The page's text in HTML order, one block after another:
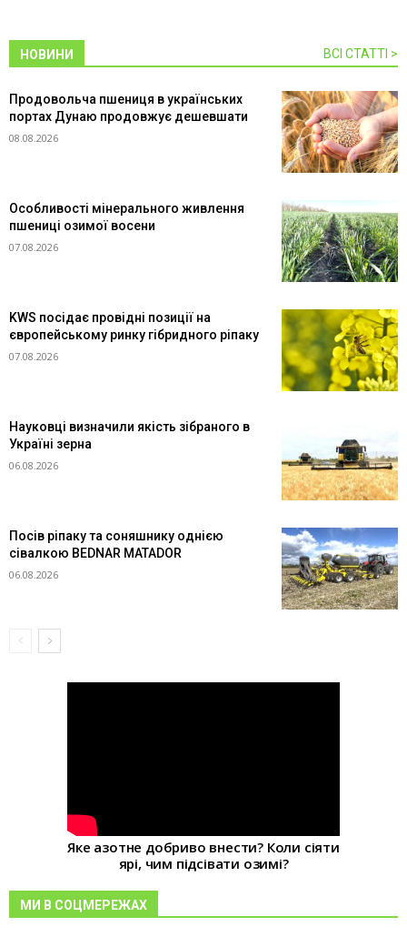
НОВИНИ ВСІ СТАТТІ >
Продовольча пшениця в українських
портах Дунаю продовжує дешевшати
08.08.2026
Особливості мінерального живлення
пшениці озимої восени
07.08.2026
KWS посідає провідні позиції на
європейському ринку гібридного ріпаку
07.08.2026
Науковці визначили якість зібраного в
Україні зерна
06.08.2026
Посів ріпаку та соняшнику однією
сівалкою BEDNAR MATADOR
06.08.2026
Яке азотне добриво внести? Коли сіяти
ярі, чим підсівати озимі?
МИ В СОЦМЕРЕЖАХ